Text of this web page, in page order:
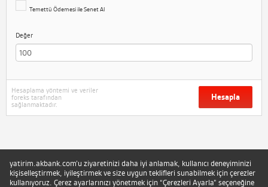
Temettü Ödemesi ile Senet Al
Değer
Hesaplama yöntemi ve veriler
foreks tarafından
sağlanmaktadır.
Hesapla